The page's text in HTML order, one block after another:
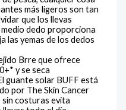
más ligeros son tan
que los llevas
dedo proporciona
las yemas de los dedos
Brre que ofrece
y se seca
guante solar BUFF está
por The Skin Cancer
sin costuras evita